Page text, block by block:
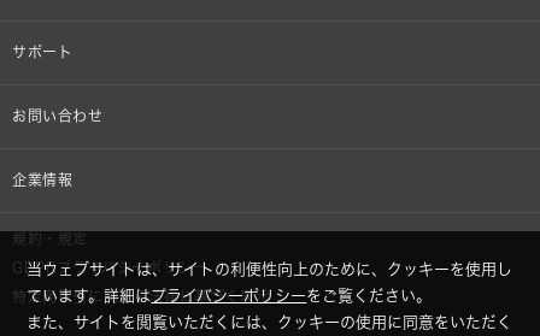
車載製品
設備音響機器
半導体レーザー応用製品
サポート
個人向け製品サポート
お問い合わせ
その他、メディア 取材関連等のお問い合わせ
企業情報
株式会社オーディオテクニカ
採用情報
規約・規定
GDPRプライバシーポリシー
特定商取引に関する法律に基づく表示
当ウェブサイトは、サイトの利便性向上のために、クッキーを使用し
ています。詳細はプライバシーポリシーをご覧ください。
また、サイトを閲覧いただくには、クッキーの使用に同意をいただく